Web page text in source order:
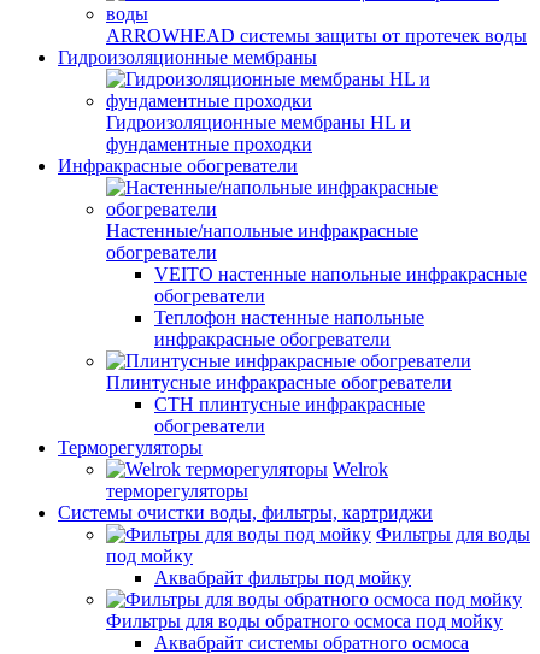
ARROWHEAD системы защиты от протечек воды
Гидроизоляционные мембраны
Гидроизоляционные мембраны HL и
фундаментные проходки
Инфракрасные обогреватели
Настенные/напольные инфракрасные
обогреватели
VEITO настенные напольные инфракрасные
обогреватели
Теплофон настенные напольные
инфракрасные обогреватели
Плинтусные инфракрасные обогреватели
СТН плинтусные инфракрасные
обогреватели
Терморегуляторы
Welrok
терморегуляторы
Системы очистки воды, фильтры, картриджи
Фильтры для воды
под мойку
Аквабрайт фильтры под мойку
Фильтры для воды обратного осмоса под мойку
Аквабрайт системы обратного осмоса